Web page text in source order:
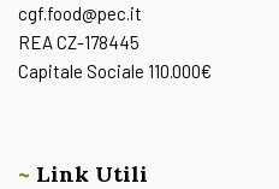
cgf.food@pec.it
REA CZ-178445
Capitale Sociale 110.000€
~ Link Utili